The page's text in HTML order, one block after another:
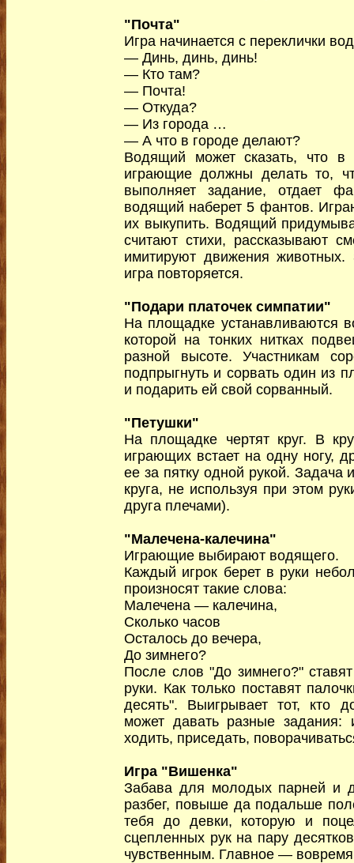
"Почта"
Игра начинается с переклички
— Динь, динь, динь!
— Кто там?
— Почта!
— Откуда?
— Из города …
— А что в городе делают?
Водящий может сказать, что в
играющие должны делать то,
выполняет задание, отдает
водящий наберет 5 фантов.
их выкупить. Водящий
считают стихи, рассказывают
имитируют движения
игра повторяется.
"Подари платочек симпатии"
На площадке устанавливаются
которой на тонких нитках
разной высоте. Участникам
подпрыгнуть и сорвать один из
и подарить ей свой сорванный.
"Петушки"
На площадке чертят круг. В
играющих встает на одну ногу,
ее за пятку одной рукой.
круга, не используя при этом
друга плечами).
"Малечена-калечина"
Играющие выбирают водящего.
Каждый игрок берет в руки
произносят такие слова:
Малечена — калечина,
Сколько часов
Осталось до вечера,
До зимнего?
После слов "До зимнего?"
руки. Как только поставят
десять". Выигрывает тот, кто
может давать разные
ходить, приседать,
Игра "Вишенка"
Забава для молодых парней и
разбег, повыше да подальше
тебя до девки, которую и
сцепленных рук на пару
чувственным. Главное —